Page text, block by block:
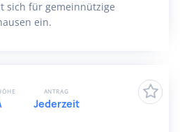
sich für gemeinnützige
ein.
ANTRAG
Jederzeit